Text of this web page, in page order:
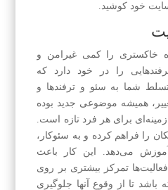
خود کوشید.
خاکستری را کمی غیرامن و
را در خود دارد که
شما به سئو و ترفندها و
همیشه موضوعی جدید بوده
برای هر فرد تازه است.
را فراهم کرده و به سئوکار،
می‌دهد. این کار باعث
تمرکز بیشتری بر روی
باشد تا از وقوع آنها جلوگیری